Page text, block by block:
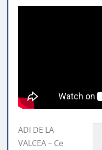
ADI DE LA
VALCEA – Ce